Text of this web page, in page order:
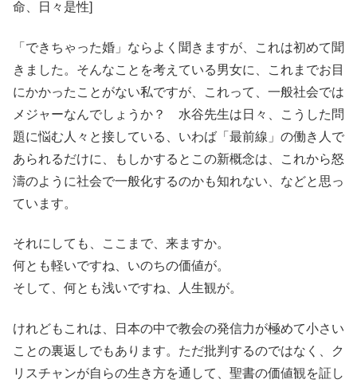
命、日々是性]
「できちゃった婚」ならよく聞きますが、これは初めて聞
きました。そんなことを考えている男女に、これまでお目
にかかったことがない私ですが、これって、一般社会では
メジャーなんでしょうか？ 水谷先生は日々、こうした問
題に悩む人々と接している、いわば「最前線」の働き人で
あられるだけに、もしかするとこの新概念は、これから怒
濤のように社会で一般化するのかも知れない、などと思っ
ています。
それにしても、ここまで、来ますか。
何とも軽いですね、いのちの価値が。
そして、何とも浅いですね、人生観が。
けれどもこれは、日本の中で教会の発信力が極めて小さい
ことの裏返しでもあります。ただ批判するのではなく、ク
リスチャンが自らの生き方を通して、聖書の価値観を証し